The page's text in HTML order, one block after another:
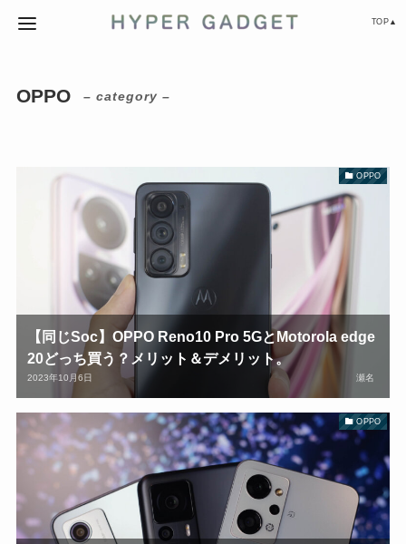
TOP▲
OPPO – category –
OPPO
【同じSoc】OPPO Reno10 Pro 5GとMotorola edge
20どっち買う？メリット＆デメリット。
2023年10月6日 瀬名
OPPO